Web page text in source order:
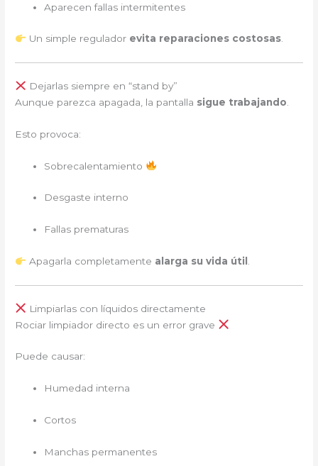
Aparecen fallas intermitentes
Un simple regulador evita reparaciones costosas.
Dejarlas siempre en “stand by”
Aunque parezca apagada, la pantalla sigue trabajando
Esto provoca:
Sobrecalentamiento
Desgaste interno
Fallas prematuras
Apagarla completamente alarga su vida útil .
Limpiarlas con líquidos directamente
Rociar limpiador directo es un error grave
Puede causar:
Humedad interna
Cortos
Manchas permanentes